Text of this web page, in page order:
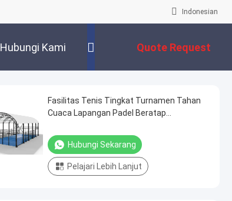
Indonesian
Hubungi Kami Quote Request
Suatu
Fasilitas Tenis Tingkat Turnamen Tahan
Cuaca Lapangan Padel Beratap
Hubungi Sekarang
Pelajari Lebih Lanjut